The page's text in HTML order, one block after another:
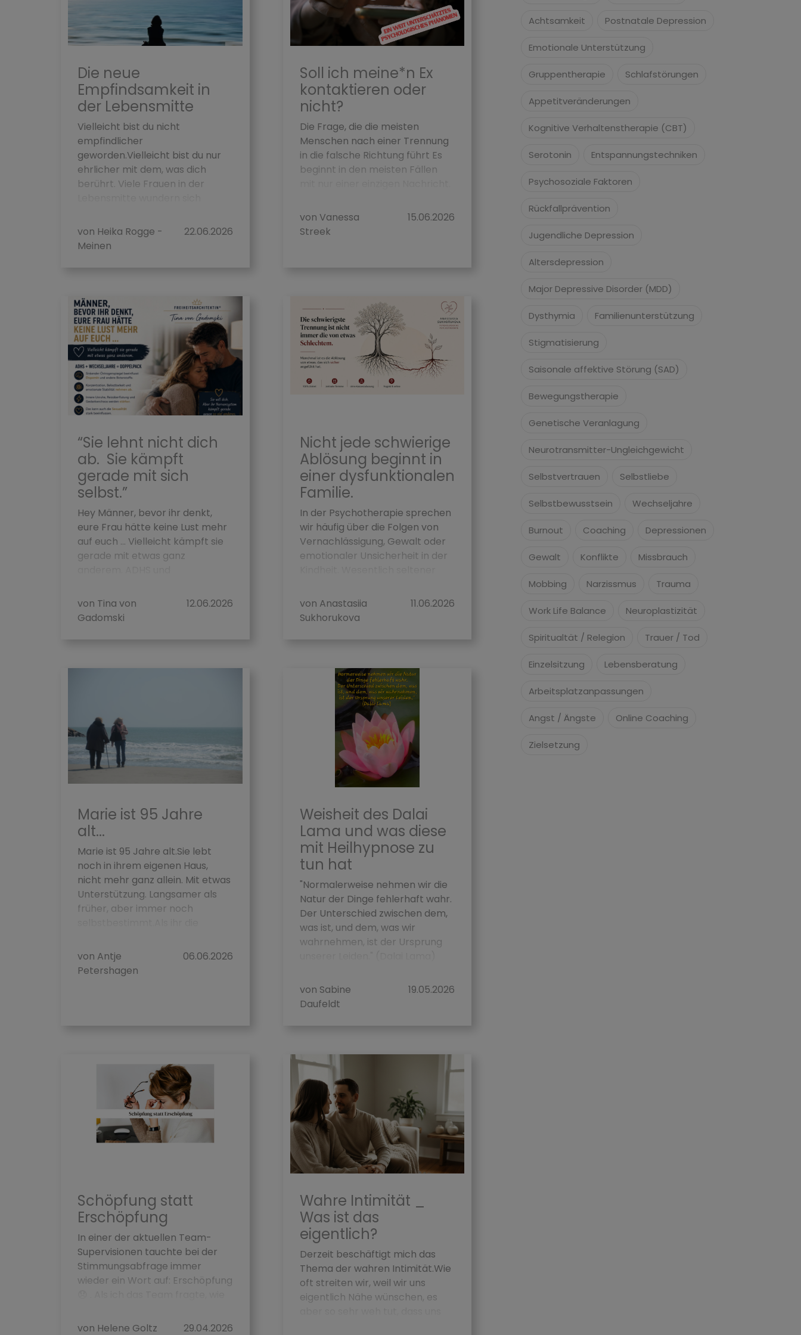
Die neue
Empfindsamkeit in
der Lebensmitte
Vielleicht bist du nicht
empfindlicher
geworden.Vielleicht bist du nur
ehrlicher mit dem, was dich
berührt. Viele Frauen in der
von Heika Rogge -
Meinen
22.06.2026
Soll ich meine*n Ex
kontaktieren oder
nicht?
Die Frage, die die meisten
Menschen nach einer Trennung
in die falsche Richtung führt Es
beginnt in den meisten Fällen
von Vanessa
Streek
15.06.2026
“Sie lehnt nicht dich
ab. Sie kämpft
gerade mit sich
selbst.”
Hey Männer, bevor ihr denkt,
eure Frau hätte keine Lust mehr
auf euch … Vielleicht kämpft sie
gerade mit etwas ganz
von Tina von
Gadomski
12.06.2026
Nicht jede schwierige
Ablösung beginnt in
einer dysfunktionalen
Familie.
In der Psychotherapie sprechen
wir häufig über die Folgen von
Vernachlässigung, Gewalt oder
emotionaler Unsicherheit in der
von Anastasiia
Sukhorukova
11.06.2026
Marie ist 95 Jahre
alt...
Marie ist 95 Jahre alt.Sie lebt
noch in ihrem eigenen Haus,
nicht mehr ganz allein. Mit etwas
Unterstützung. Langsamer als
früher, aber immer noch
von Antje
Petershagen
06.06.2026
Weisheit des Dalai
Lama und was diese
mit Heilhypnose zu
tun hat
"Normalerweise nehmen wir die
Natur der Dinge fehlerhaft wahr.
Der Unterschied zwischen dem,
was ist, und dem, was wir
wahrnehmen, ist der Ursprung
von Sabine
Daufeldt
19.05.2026
Schöpfung statt
Erschöpfung
In einer der aktuellen Team-
Supervisionen tauchte bei der
Stimmungsabfrage immer
wieder ein Wort auf: Erschöpfung
von Helene Goltz
29.04.2026
Wahre Intimität _
Was ist das
eigentlich?
Derzeit beschäftigt mich das
Thema der wahren Intimität.Wie
oft streiten wir, weil wir uns
eigentlich Nähe wünschen, es
Achtsamkeit Postnatale Depression
Emotionale Unterstützung
Gruppentherapie Schlafstörungen
Appetitveränderungen
Kognitive Verhaltenstherapie (CBT)
Serotonin Entspannungstechniken
Psychosoziale Faktoren
Rückfallprävention
Jugendliche Depression
Altersdepression
Major Depressive Disorder (MDD)
Dysthymia Familienunterstützung
Stigmatisierung
Saisonale affektive Störung (SAD)
Bewegungstherapie
Genetische Veranlagung
Neurotransmitter-Ungleichgewicht
Selbstvertrauen Selbstliebe
Selbstbewusstsein Wechseljahre
Burnout Coaching Depressionen
Gewalt Konflikte Missbrauch
Mobbing Narzissmus Trauma
Work Life Balance Neuroplastizität
Spiritualtät / Relegion Trauer / Tod
Einzelsitzung Lebensberatung
Arbeitsplatzanpassungen
Angst / Ängste Online Coaching
Zielsetzung